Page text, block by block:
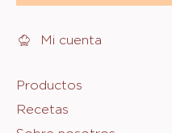
links
Mi cuenta
Footer
Sicao
Productos
Recetas